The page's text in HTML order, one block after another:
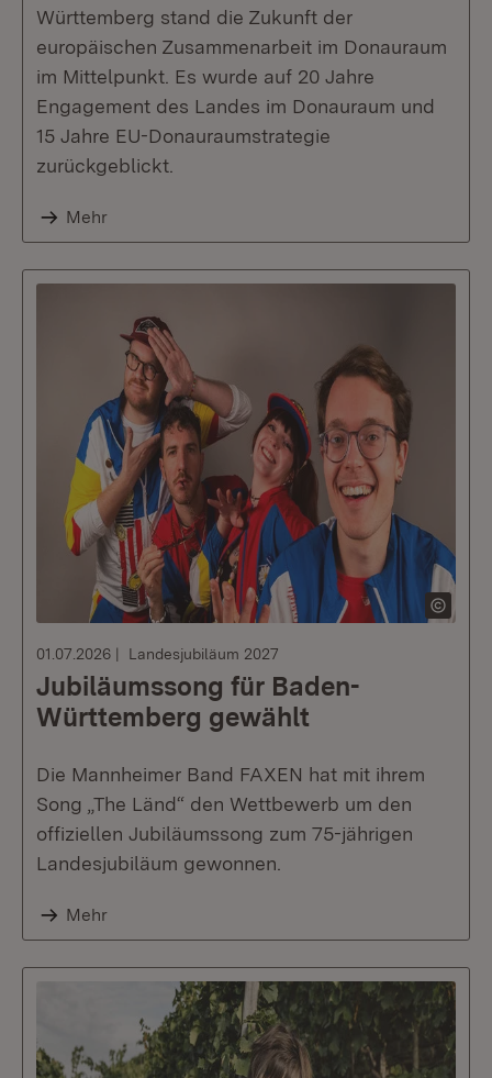
Württemberg stand die Zukunft der
europäischen Zusammenarbeit im Donauraum
im Mittelpunkt. Es wurde auf 20 Jahre
Engagement des Landes im Donauraum und
15 Jahre EU-Donauraumstrategie
zurückgeblickt.
Mehr
01.07.2026 Landesjubiläum 2027
Jubiläumssong für Baden-
Württemberg gewählt
Die Mannheimer Band FAXEN hat mit ihrem
Song „The Länd“ den Wettbewerb um den
offiziellen Jubiläumssong zum 75-jährigen
Landesjubiläum gewonnen.
Mehr